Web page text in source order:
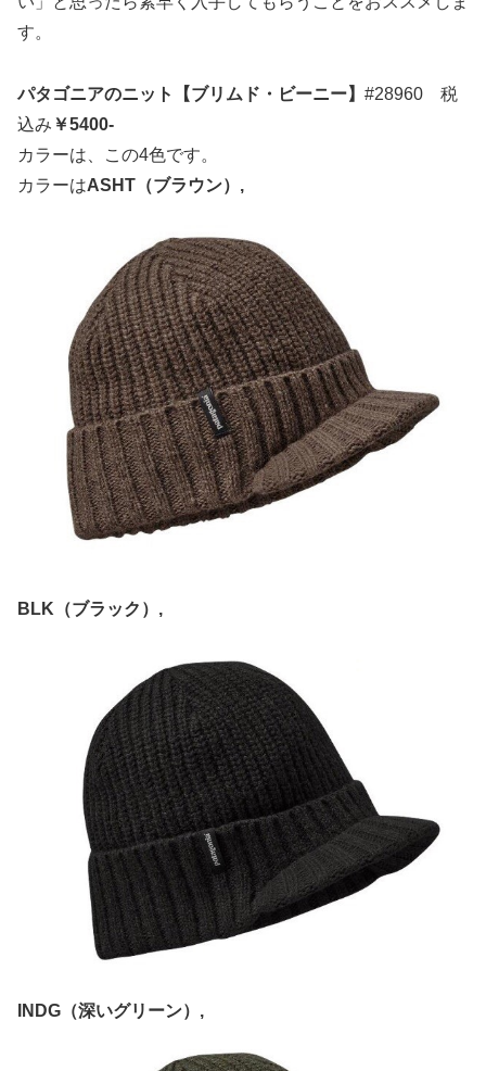
す。
パタゴニアのニット【ブリムド・ビーニー】 #28960 税
込み ￥5400-
カラーは、この4色です。
カラーはASHT（ブラウン）,
BLK（ブラック）,
INDG（深いグリーン）,